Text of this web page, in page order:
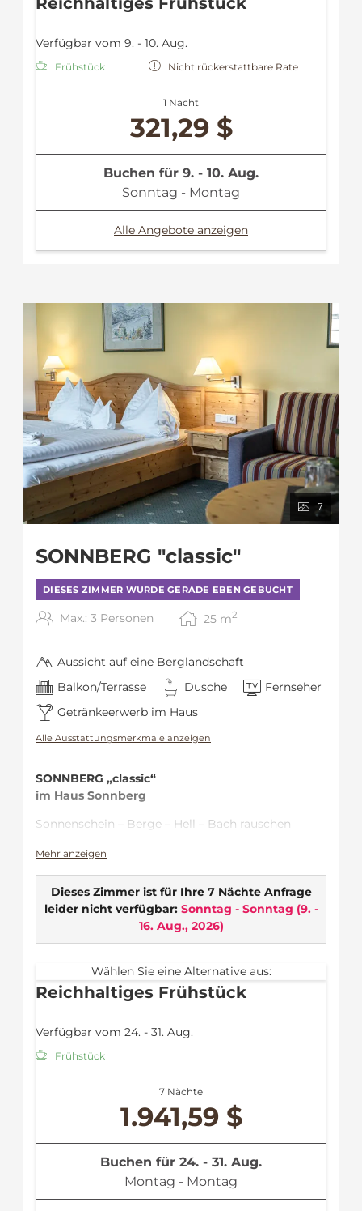
Verfügbar vom 9. - 10. Aug.
Frühstück Nicht rückerstattbare Rate
1 Nacht
321,29 $
Buchen für 9. - 10. Aug.
Sonntag - Montag
Alle Angebote anzeigen
7
SONNBERG "classic"
DIESES ZIMMER WURDE GERADE EBEN GEBUCHT
Max.: 3 Personen 25 m2
Aussicht auf eine Berglandschaft
Balkon/Terrasse
Dusche
Fernseher
Getränkeerwerb im Haus
Alle Ausstattungsmerkmale anzeigen
SONNBERG „classic“
im Haus Sonnberg
Sonnenschein – Berge – Hell – Bach rauschen
Ideal für …
Pärchen, die die Zeit im großzügigen
Zimmer nutzen & die Zweisamkeit
in vollen Zügen genießen
Ein MUSS für Panoramaaussichts-Liebhaber
Balkon
Safe
Fön
Handtücher
Bademantel
Leihregenschirm
Mehr anzeigen
Dieses Zimmer ist für Ihre 7 Nächte Anfrage
leider nicht verfügbar: Sonntag - Sonntag (9. -
16. Aug., 2026)
Wählen Sie eine Alternative aus:
Reichhaltiges Frühstück
Verfügbar vom 24. - 31. Aug.
Frühstück
7 Nächte
1.941,59 $
Buchen für 24. - 31. Aug.
Montag - Montag